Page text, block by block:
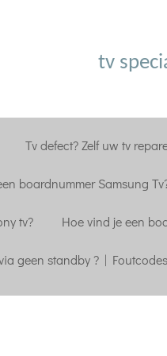
tv
Tv defect? Zelf uw tv
boardnummer Samsung
tv? Hoe vind je een
geen standby ? | Foutcodes